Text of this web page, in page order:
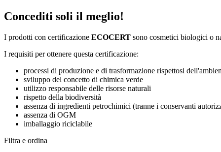
Concediti soli il meglio!
I prodotti con certificazione ECOCERT sono cosmetici biologici o
I requisiti per ottenere questa certificazione:
processi di produzione e di trasformazione rispettosi
sviluppo del concetto di chimica verde
utilizzo responsabile delle risorse naturali
rispetto della biodiversità
assenza di ingredienti petrochimici (tranne i conservanti
assenza di OGM
imballaggio riciclabile
Filtra e ordina